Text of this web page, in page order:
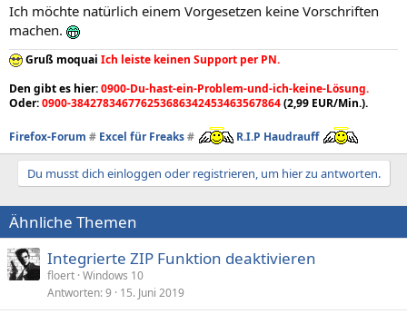
[-HKEY_LOCAL_MACHINE\COMPONENTS\Winners\x86_microsoft-
windows-zipfldr_31bf3856ad364e35_none_7d0580052d5f8ea7]
zipfldr?
version=6.0.6000.16386&language=neutral&processorArchitecture=
x86&publicKeyToken=31bf3856ad364e35&versionScope=nonSxS&s
cope=allUsers]
HKEY_LOCAL_MACHINE\SOFTWARE\Microsoft\Windows\CurrentVe
rsion\WINEVT\Publishers\{1f84007d-19ce-4b15-9e81-
8a3dd8eb9ecb}]
[-HKEY_CLASSES_ROOT\CABFolder]
Ich möchte natürlich einem Vorgesetzen keine Vorschriften
machen.
Gruß moquai Ich leiste keinen Support per PN.
Den gibt es hier:0900-Du-hast-ein-Problem-und-ich-keine-Lösung.
Oder:0900-384278346776253686342453463567864(2,99 EUR/Min.).
Firefox-Forum # Excel für Freaks# R.I.P Haudrauff
Du musst dich einloggen oder registrieren, um hier zu antworten.
Ähnliche Themen
Integrierte ZIP Funktion deaktivieren
floert Windows 10
Antworten 9 15. Juni 2019